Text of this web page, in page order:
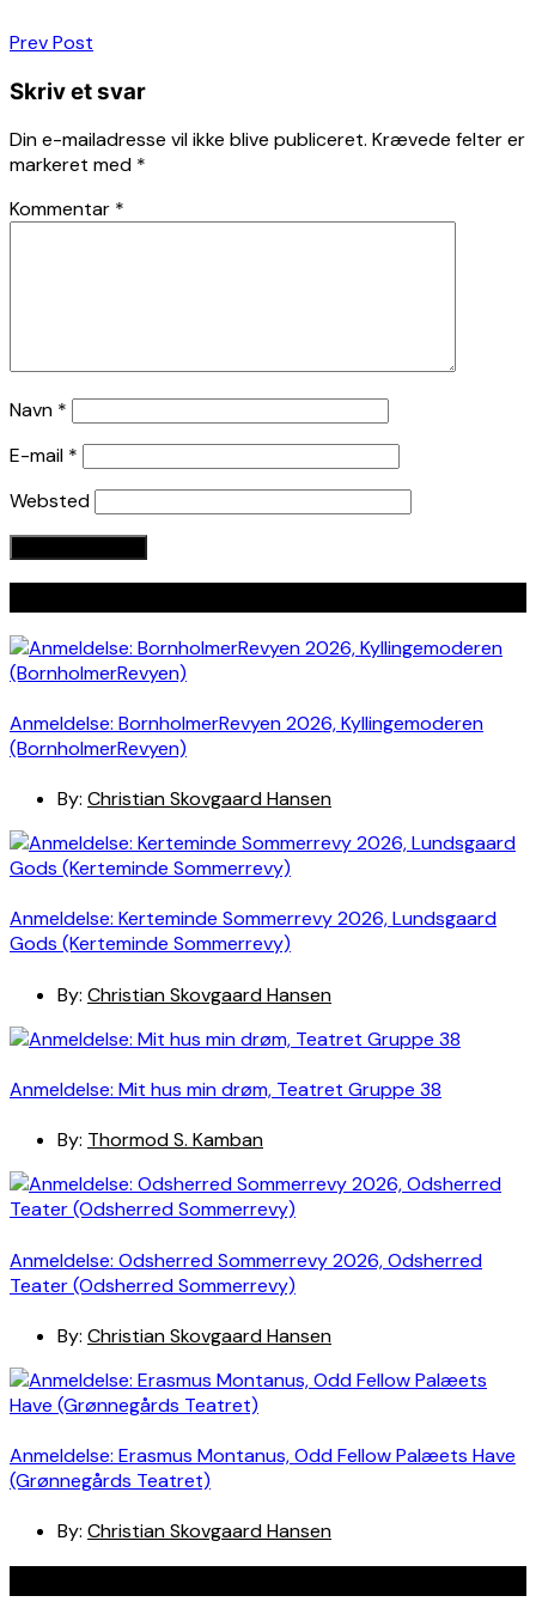
Indlægsnavigation
Prev Post
Skriv et svar
Din e-mailadresse vil ikke blive publiceret. Krævede felter er
markeret med *
Kommentar *
Navn *
E-mail *
Websted
Anmeldelse: BornholmerRevyen 2026, Kyllingemoderen
(BornholmerRevyen)
By: Christian Skovgaard Hansen
Anmeldelse: Kerteminde Sommerrevy 2026, Lundsgaard
Gods (Kerteminde Sommerrevy)
By: Christian Skovgaard Hansen
Anmeldelse: Mit hus min drøm, Teatret Gruppe 38
By: Thormod S. Kamban
Anmeldelse: Odsherred Sommerrevy 2026, Odsherred
Teater (Odsherred Sommerrevy)
By: Christian Skovgaard Hansen
Anmeldelse: Erasmus Montanus, Odd Fellow Palæets Have
(Grønnegårds Teatret)
By: Christian Skovgaard Hansen